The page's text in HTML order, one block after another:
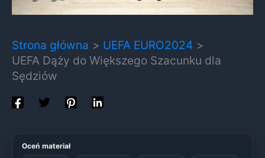
Strona główna
UEFA EURO2024
UEFA Dąży do Większego Szacunku dla
Sędziów
Oceń materiał